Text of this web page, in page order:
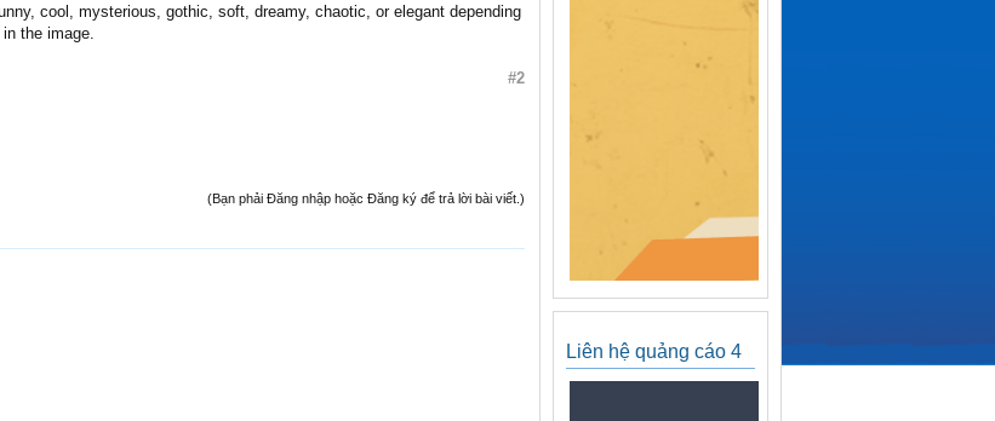
cool, mysterious, gothic, soft, dreamy, chaotic, or elegant depending
the image.
#2
(Bạn phải Đăng nhập hoặc Đăng ký để trả lời bài viết.)
Liên hệ quảng cáo 4